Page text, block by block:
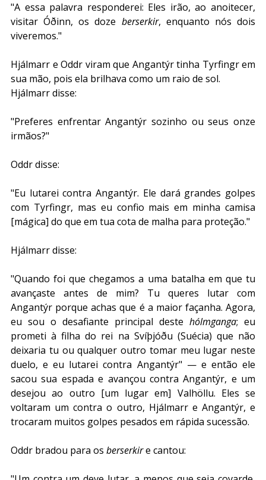
"A essa palavra responderei: Eles irão, ao anoitecer,
visitar Óðinn, os doze berserkir, enquanto nós dois
viveremos."
Hjálmarr e Oddr viram que Angantýr tinha Tyrfingr em
sua mão, pois ela brilhava como um raio de sol.
Hjálmarr disse:
"Preferes enfrentar Angantýr sozinho ou seus onze
irmãos?"
Oddr disse:
"Eu lutarei contra Angantýr. Ele dará grandes golpes
com Tyrfingr, mas eu confio mais em minha camisa
[mágica] do que em tua cota de malha para proteção."
Hjálmarr disse:
"Quando foi que chegamos a uma batalha em que tu
avançaste antes de mim? Tu queres lutar com
Angantýr porque achas que é a maior façanha. Agora,
eu sou o desafiante principal deste hólmganga; eu
prometi à filha do rei na Svíþjóðu (Suécia) que não
deixaria tu ou qualquer outro tomar meu lugar neste
duelo, e eu lutarei contra Angantýr" — e então ele
sacou sua espada e avançou contra Angantýr, e um
desejou ao outro [um lugar em] Valhöllu. Eles se
voltaram um contra o outro, Hjálmarr e Angantýr, e
trocaram muitos golpes pesados em rápida sucessão.
Oddr bradou para os berserkir e cantou: